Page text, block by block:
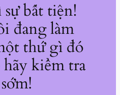
bất tiện!
đang làm
thứ gì đó
kiểm tra